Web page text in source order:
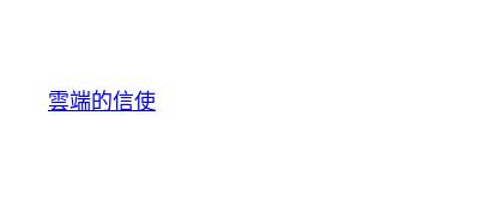
雲端的信使